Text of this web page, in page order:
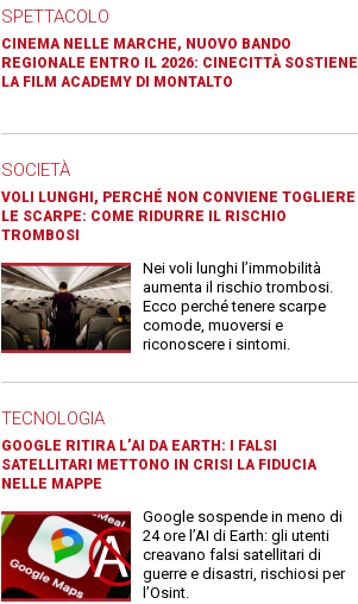
SPETTACOLO
CINEMA NELLE MARCHE, NUOVO BANDO
REGIONALE ENTRO IL 2026: CINECITTÀ SOSTIENE
LA FILM ACADEMY DI MONTALTO
SOCIETÀ
VOLI LUNGHI, PERCHÉ NON CONVIENE TOGLIERE
LE SCARPE: COME RIDURRE IL RISCHIO
TROMBOSI
Nei voli lunghi l’immobilità
aumenta il rischio trombosi.
Ecco perché tenere scarpe
comode, muoversi e
riconoscere i sintomi.
TECNOLOGIA
GOOGLE RITIRA L’AI DA EARTH: I FALSI
SATELLITARI METTONO IN CRISI LA FIDUCIA
NELLE MAPPE
Google sospende in meno di
24 ore l’AI di Earth: gli utenti
creavano falsi satellitari di
guerre e disastri, rischiosi per
l’Osint.